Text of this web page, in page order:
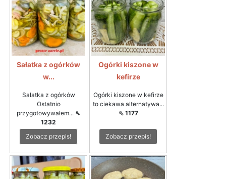
Sałatka z ogórków
w...
Sałatka z ogórków
Ostatnio
przygotowywałem... ⇖
1232
Zobacz przepis!
Ogórki kiszone w
kefirze
Ogórki kiszone w kefirze
to ciekawa alternatywa...
⇖ 1177
Zobacz przepis!